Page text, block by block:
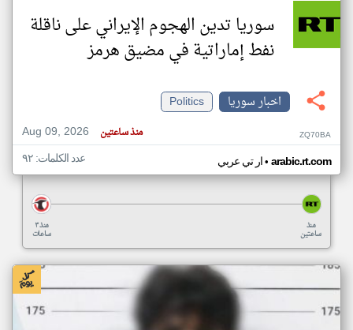
سوريا تدين الهجوم الإيراني على ناقلة
نفط إماراتية في مضيق هرمز
اخبار سوريا
Politics
Aug 09, 2026
منذ ساعتين ZQ70BA
ار تي عربي• arabic.rt.com عدد الكلمات: ٩٢
منذ ٣
ساعات
منذ
ساعتين